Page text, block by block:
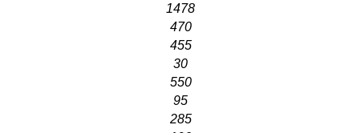
1478
470
455
30
550
95
285